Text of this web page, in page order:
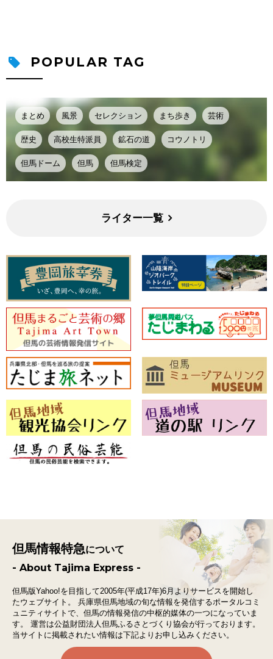
POPULAR TAG
まとめ 風景 セレクション まち歩き 芸術
歴史 高校生特派員 鉱石の道 コウノトリ
但馬ドーム 但馬 但馬検定
ライター一覧
但馬情報特急について
- About Tajima Express -
但馬版Yahoo!を目指して2005年(平成17年)6月よりサービスを開始し
たウェブサイト。
兵庫県但馬地域の旬な情報を発信するポータルコミ
ュニティサイトで、 但馬の情報発信の中枢的媒体の一つになっていま
す。
運営は公益財団法人但馬ふるさとづくり協会が行っております。
当サイトに掲載されたい情報は下記よりお申し込みください。